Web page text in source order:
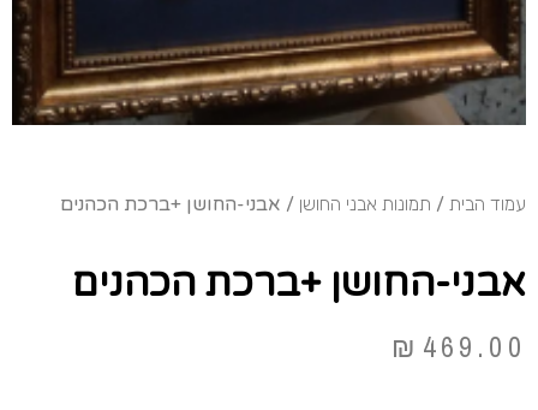
עמוד הבית / תמונות אבני החושן / אבני-החושן +ברכת הכהנים
אבני-החושן +ברכת הכהנים
₪ 469.00